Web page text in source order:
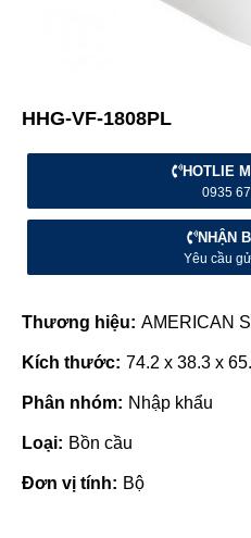
HHG-VF-1808PL
HOTLIE
0935
NHẬN
Yêu cầu
Thương hiệu: AMERICAN
Kích thước: 74.2 x 38.3 x
Phân nhóm: Nhập khẩu
Loại: Bồn cầu
Đơn vị tính: Bộ